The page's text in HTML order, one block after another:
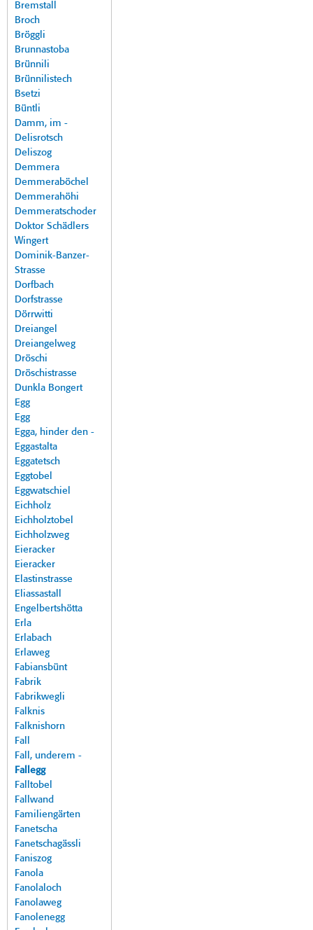
Bremstall
Broch
Bröggli
Brunnastoba
Brünnili
Brünnilistech
Bsetzi
Büntli
Damm, im -
Delisrotsch
Deliszog
Demmera
Demmeraböchel
Demmerahöhi
Demmeratschoder
Doktor Schädlers
Wingert
Dominik-Banzer-
Strasse
Dorfbach
Dorfstrasse
Dörrwitti
Dreiangel
Dreiangelweg
Dröschi
Dröschistrasse
Dunkla Bongert
Egg
Egg
Egga, hinder den -
Eggastalta
Eggatetsch
Eggtobel
Eggwatschiel
Eichholz
Eichholztobel
Eichholzweg
Eieracker
Eieracker
Elastinstrasse
Eliassastall
Engelbertshötta
Erla
Erlabach
Erlaweg
Fabiansbünt
Fabrik
Fabrikwegli
Falknis
Falknishorn
Fall
Fall, underem -
Fallegg
Falltobel
Fallwand
Familiengärten
Fanetscha
Fanetschagässli
Faniszog
Fanola
Fanolaloch
Fanolaweg
Fanolenegg